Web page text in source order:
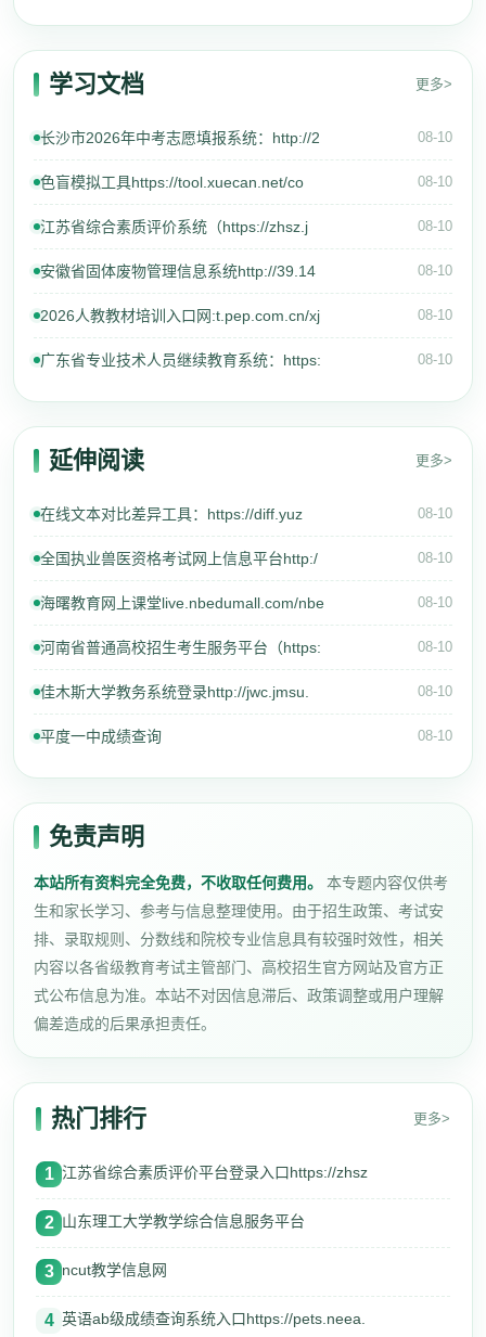
学习文档 更多>
长沙市2026年中考志愿填报系统：http://2 08-10
色盲模拟工具https://tool.xuecan.net/co 08-10
江苏省综合素质评价系统（https://zhsz.j 08-10
安徽省固体废物管理信息系统http://39.14 08-10
2026人教教材培训入口网:t.pep.com.cn/xj 08-10
广东省专业技术人员继续教育系统：https: 08-10
延伸阅读 更多>
在线文本对比差异工具：https://diff.yuz 08-10
全国执业兽医资格考试网上信息平台http:/ 08-10
海曙教育网上课堂live.nbedumall.com/nbe 08-10
河南省普通高校招生考生服务平台（https: 08-10
佳木斯大学教务系统登录http://jwc.jmsu. 08-10
平度一中成绩查询 08-10
免责声明
本站所有资料完全免费，不收取任何费用。
本专题内容仅供考
生和家长学习、参考与信息整理使用。由于招生政策、考试安
排、录取规则、分数线和院校专业信息具有较强时效性，相关
内容以各省级教育考试主管部门、高校招生官方网站及官方正
式公布信息为准。本站不对因信息滞后、政策调整或用户理解
偏差造成的后果承担责任。
热门排行 更多>
1 江苏省综合素质评价平台登录入口https://zhsz
2 山东理工大学教学综合信息服务平台
3 ncut教学信息网
4 英语ab级成绩查询系统入口https://pets.neea.